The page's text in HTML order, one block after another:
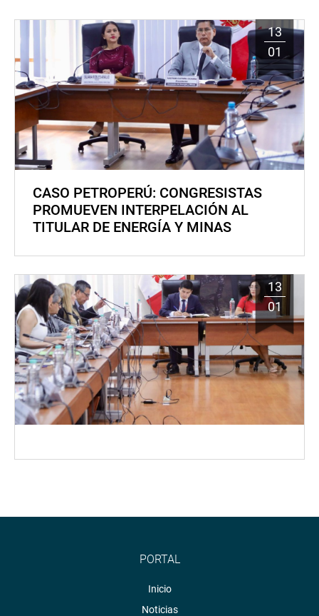
13
01
CASO PETROPERÚ: CONGRESISTAS
PROMUEVEN INTERPELACIÓN AL
TITULAR DE ENERGÍA Y MINAS
13
01
PORTAL
Inicio
Noticias